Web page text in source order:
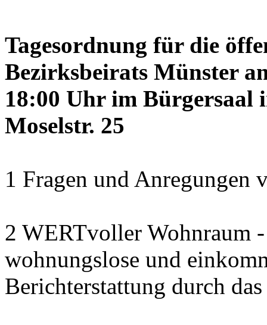
Tagesordnung für die
Bezirksbeirats Münster
18:00 Uhr im
Moselstr. 25
1 Fragen und Anregungen
2 WERTvoller Wohnraum
wohnungslose und
Berichterstattung durch